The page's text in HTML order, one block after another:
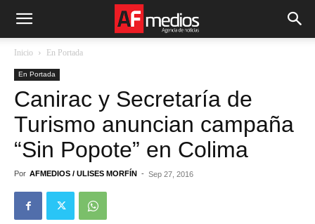
Inicio En Portada
En Portada
Canirac y Secretaría de
Turismo anuncian campaña
“Sin Popote” en Colima
Por AFMEDIOS / ULISES MORFÍN - Sep 27, 2016